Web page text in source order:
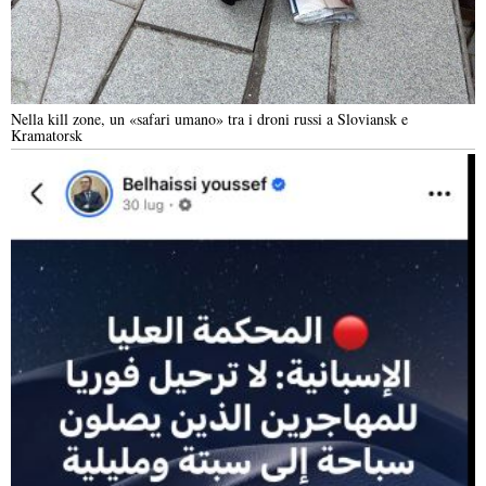
Nella kill zone, un «safari umano» tra i droni russi a Sloviansk e
Kramatorsk